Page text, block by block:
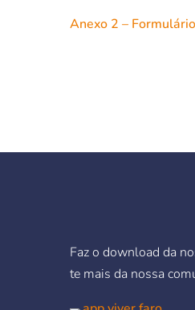
Anexo 2 –
Faz o download da
te mais da nossa